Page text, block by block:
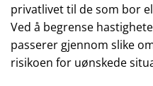
privatlivet til de som bor
Ved å begrense
passerer gjennom slike
risikoen for uønskede